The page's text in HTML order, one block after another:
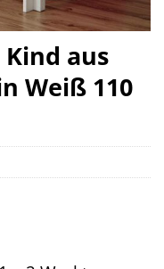
aus
Weiß 110